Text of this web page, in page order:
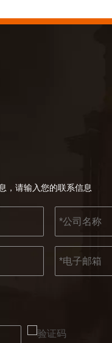
2022-07-11
我们希望激
，请输入您的联系信息